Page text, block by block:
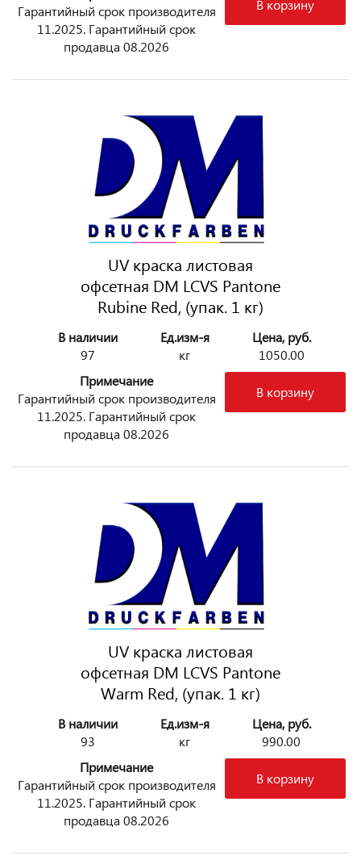
Гарантийный срок производителя
11.2025. Гарантийный срок
продавца 08.2026
В корзину
UV краска листовая
офсетная DM LCVS Pantone
Rubine Red, (упак. 1 кг)
В наличии
97
Ед.изм-я
кг
Цена, руб.
1050.00
Примечание
Гарантийный срок производителя
11.2025. Гарантийный срок
продавца 08.2026
В корзину
UV краска листовая
офсетная DM LCVS Pantone
Warm Red, (упак. 1 кг)
В наличии
93
Ед.изм-я
кг
Цена, руб.
990.00
Примечание
Гарантийный срок производителя
11.2025. Гарантийный срок
продавца 08.2026
В корзину